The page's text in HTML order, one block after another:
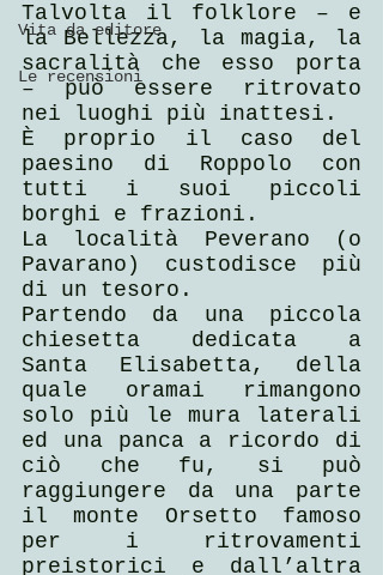
Vita da editore
Le recensioni
Talvolta il folklore – e
la Bellezza, la magia, la
sacralità che esso porta
– può essere ritrovato
nei luoghi più inattesi.
È proprio il caso del
paesino di Roppolo con
tutti i suoi piccoli
borghi e frazioni.
La località Peverano (o
Pavarano) custodisce più
di un tesoro.
Partendo da una piccola
chiesetta dedicata a
Santa Elisabetta, della
quale oramai rimangono
solo più le mura laterali
ed una panca a ricordo di
ciò che fu, si può
raggiungere da una parte
il monte Orsetto famoso
per i ritrovamenti
preistorici e dall’altra